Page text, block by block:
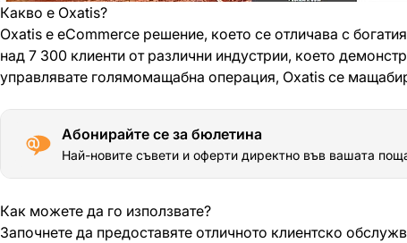
Какво е Oxatis?
Oxatis е eCommerce решение, което се отличава с
над 7 300 клиенти от различни индустрии, което
управлявате голямомащабна операция, Oxatis се
Абонирайте се за бюлетина
Най-новите съвети и оферти директно във вашата
Как можете да го използвате?
Започнете да предоставяте отличното клиентско